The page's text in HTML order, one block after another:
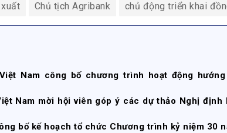
Chủ tịch Agribank chủ động triển khai
Nam công bố chương trình hoạt động
Nam mời hội viên góp ý các dự thảo Nghị định
bố kế hoạch tổ chức Chương trình kỷ niệm 30